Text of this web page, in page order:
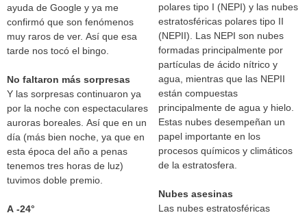
ayuda de Google y ya me
confirmó que son fenómenos
muy raros de ver. Así que esa
tarde nos tocó el bingo.
No faltaron más sorpresas
Y las sorpresas continuaron ya
por la noche con espectaculares
auroras boreales. Así que en un
día (más bien noche, ya que en
esta época del año a penas
tenemos tres horas de luz)
tuvimos doble premio.
A -24°
polares tipo I (NEPI) y las nubes
estratosféricas polares tipo II
(NEPII). Las NEPI son nubes
formadas principalmente por
partículas de ácido nítrico y
agua, mientras que las NEPII
están compuestas
principalmente de agua y hielo.
Estas nubes desempeñan un
papel importante en los
procesos químicos y climáticos
de la estratosfera.
Nubes asesinas
Las nubes estratosféricas